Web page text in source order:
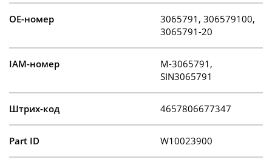
OE-номер
3065791, 306579100,
3065791-20
IAM-номер
M-3065791,
SIN3065791
Штрих-код 4657806677347
Part ID W10023900